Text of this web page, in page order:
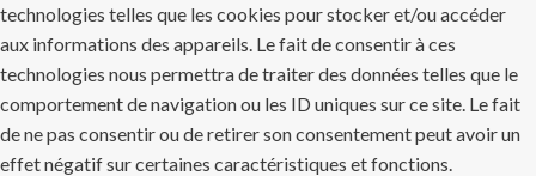
technologies telles que les cookies pour stocker et/ou accéder
aux informations des appareils. Le fait de consentir à ces
technologies nous permettra de traiter des données telles que le
comportement de navigation ou les ID uniques sur ce site. Le fait
de ne pas consentir ou de retirer son consentement peut avoir un
effet négatif sur certaines caractéristiques et fonctions.